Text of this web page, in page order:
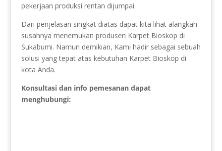
pekerjaan produksi rentan dijumpai.
Dari penjelasan singkat diatas dapat kita lihat alangkah
susahnya menemukan produsen Karpet Bioskop di
Sukabumi. Namun demikian, Kami hadir sebagai sebuah
solusi yang tepat atas kebutuhan Karpet Bioskop di
kota Anda.
Konsultasi dan info pemesanan dapat
menghubungi: